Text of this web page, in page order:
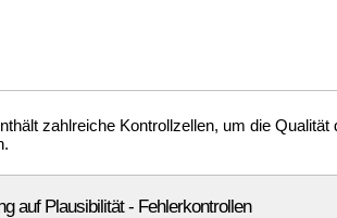
zahlreiche Kontrollzellen, um die
auf Plausibilität- Fehlerkontrollen